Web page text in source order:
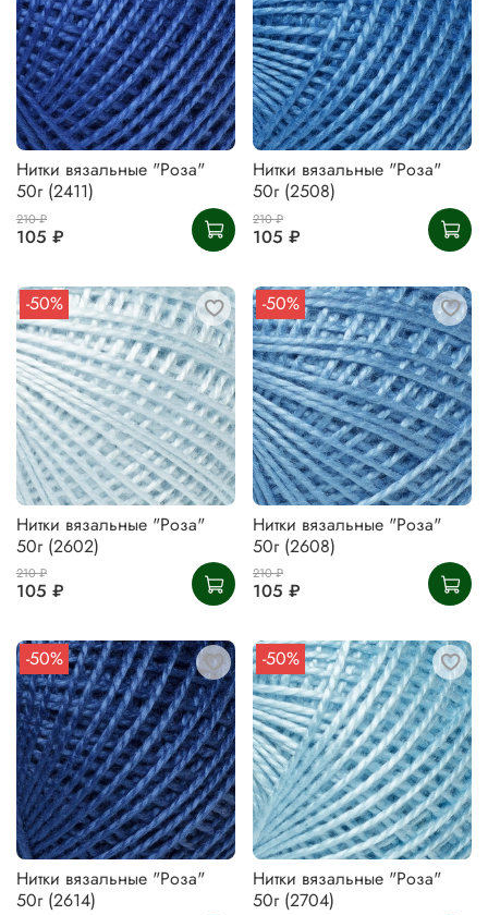
Нитки вязальные "Роза"
50г (2411)
210 ₽
105 ₽
Нитки вязальные "Роза"
50г (2508)
210 ₽
105 ₽
-50%
Нитки вязальные "Роза"
50г (2602)
210 ₽
105 ₽
-50%
Нитки вязальные "Роза"
50г (2608)
210 ₽
105 ₽
-50%
Нитки вязальные "Роза"
50г (2614)
-50%
Нитки вязальные "Роза"
50г (2704)